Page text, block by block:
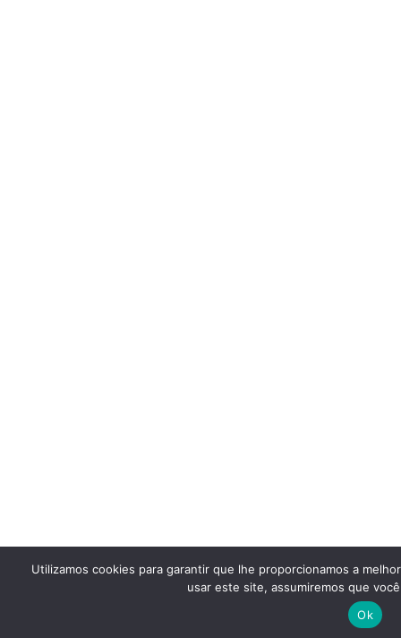
Utilizamos cookies para garantir que lhe proporcionamos a
usar este site, assumiremos que
Ok